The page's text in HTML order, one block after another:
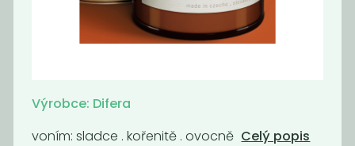
Momentálně
nedostupné
63
Momentálně
nedostupné
Výrobce: Difera
voním: sladce . kořenitě . ovocně Celý popis